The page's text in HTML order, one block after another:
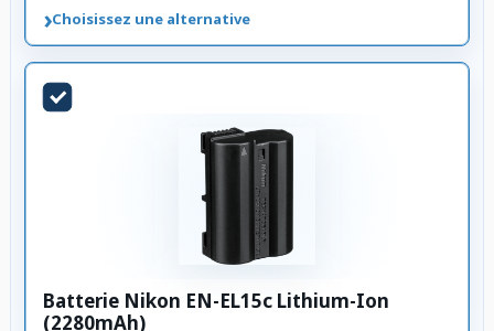
›Choisissez une alternative
Batterie Nikon EN-EL15c Lithium-Ion
(2280mAh)